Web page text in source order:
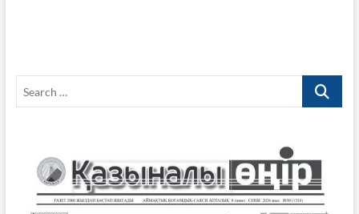
Search